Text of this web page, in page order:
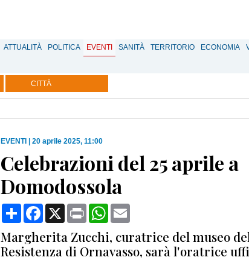
ATTUALITÀ POLITICA EVENTI SANITÀ TERRITORIO ECONOMIA
CITTÀ
EVENTI 20 aprile 2025, 11:00
Celebrazioni del 25 aprile a
Domodossola
CondividiFacebook
X Print WhatsApp
Margherita Zucchi, curatrice del museo
Resistenza di Ornavasso, sarà l'oratrice